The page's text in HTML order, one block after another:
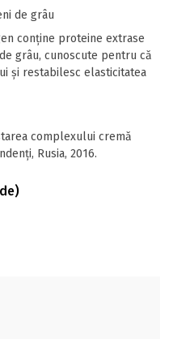
de grâu
conține proteine extrase
grâu, cunoscute pentru că
și restabilesc elasticitatea
complexului cremă
Rusia, 2016.